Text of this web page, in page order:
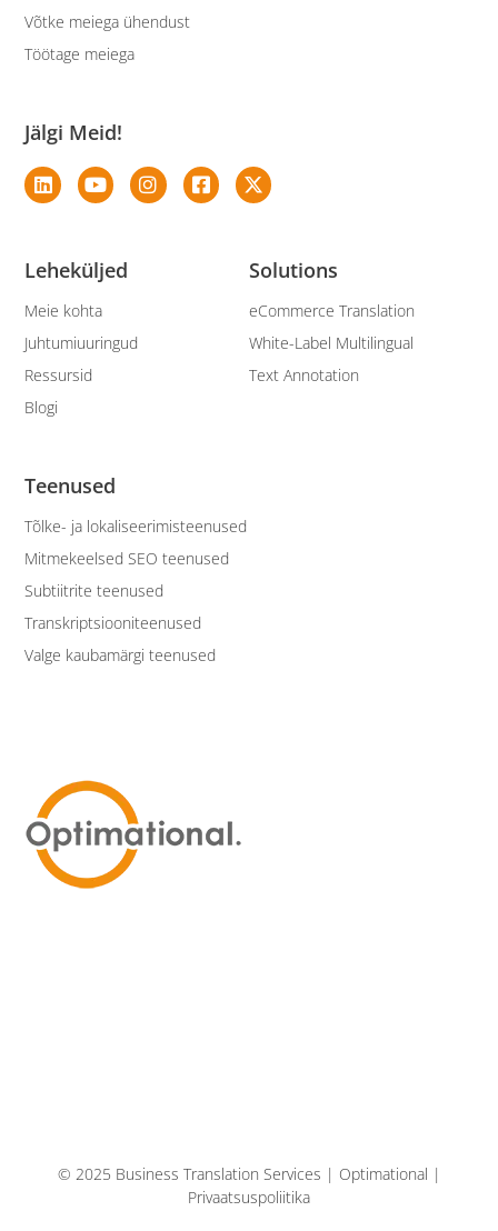
Teenused
Tõlke- ja lokaliseerimisteenused
Mitmekeelsed SEO teenused
Subtiitrite teenused
Transkriptsiooniteenused
Valge kaubamärgi teenused
Solutions
eCommerce Translation
White-Label Multilingual
Text Annotation
Leheküljed
Meie kohta
Juhtumiuuringud
Ressursid
Blogi
Võtke meiega ühendust
Töötage meiega
Jälgi Meid!
© 2025 Business Translation Services | Optimational |
Privaatsuspoliitika